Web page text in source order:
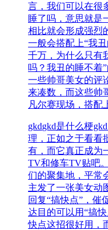
言，我们可以在很
睡了吗，意思就是
相比就会形成强烈
一般会搭配上“我
千万，为什么只有
吗？我丑的睡不着
一些帅哥美女的评
来凑数，而这些帅
凡尔赛现场，搭配
gkdgkd是什么梗
理，正如之于看看
有，而它真正成为
TV和修车TV贴吧
们的聚集地，平常
主发了一张美女动
回复“搞快点”，催
达目的可以用“搞
快点这招很好用，